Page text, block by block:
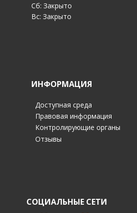
Сб: Закрыто
Вс: Закрыто
ИНФОРМАЦИЯ
Доступная среда
Правовая информация
Контролирующие органы
Отзывы
СОЦИАЛЬНЫЕ СЕТИ